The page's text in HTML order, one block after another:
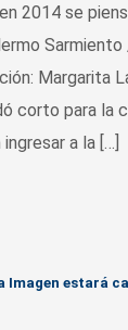
2014 se
Sarmiento
Margarita
corto para la
a la […]
estará